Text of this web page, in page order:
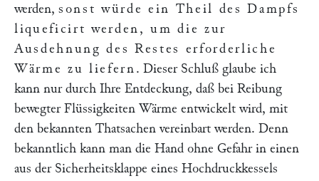
werden, sonst würde ein Theil des Dampfs
liqueficirt werden, um die zur
Ausdehnung des Restes erforderliche
Wärme zu liefern . Dieser Schluß glaube ich
kann nur durch Ihre Entdeckung, daß bei Reibung
bewegter Flüssigkeiten Wärme entwickelt wird, mit
den bekannten Thatsachen vereinbart werden. Denn
bekanntlich kann man die Hand ohne Gefahr in einen
aus der Sicherheitsklappe eines Hochdruckkessels